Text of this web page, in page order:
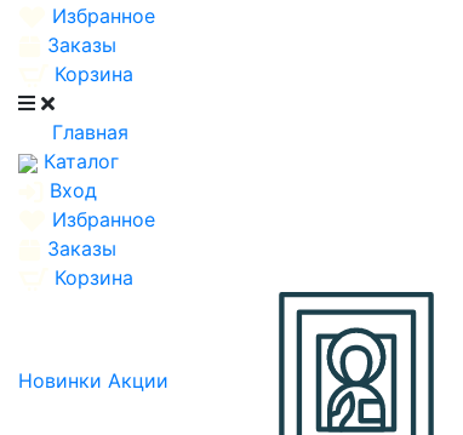
Избранное
Заказы
Корзина
Главная
Каталог
Вход
Избранное
Заказы
Корзина
Новинки Акции